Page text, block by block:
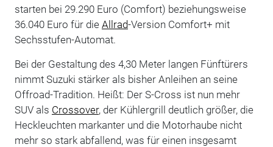
starten bei 29.290 Euro (Comfort) beziehungsweise
36.040 Euro für die Allrad-Version Comfort+ mit
Sechsstufen-Automat.
Bei der Gestaltung des 4,30 Meter langen Fünftürers
nimmt Suzuki stärker als bisher Anleihen an seine
Offroad-Tradition. Heißt: Der S-Cross ist nun mehr
SUV als Crossover, der Kühlergrill deutlich größer, die
Heckleuchten markanter und die Motorhaube nicht
mehr so stark abfallend, was für einen insgesamt